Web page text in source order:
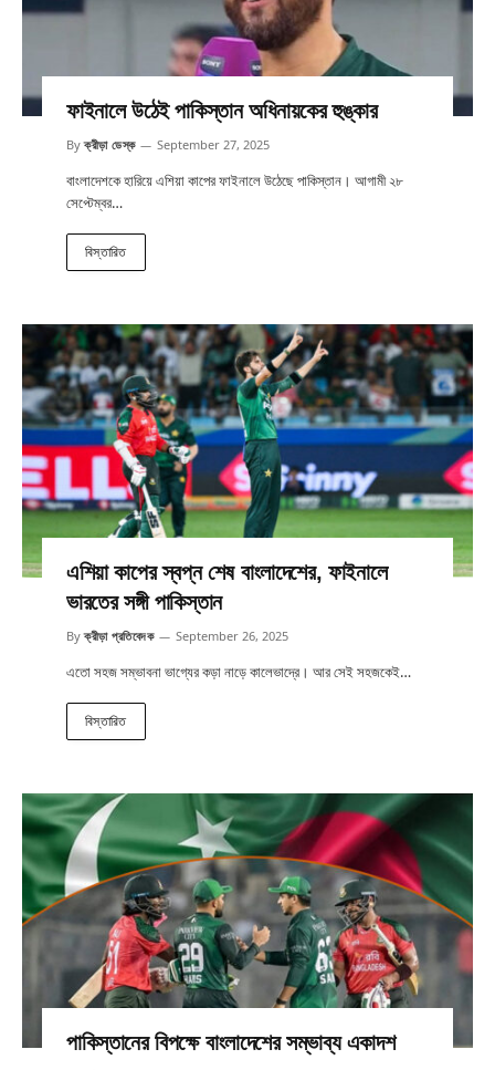
ফাইনালে উঠেই পাকিস্তান অধিনায়কের হুঙ্কার
By ক্রীড়া ডেস্ক September 27, 2025
বাংলাদেশকে হারিয়ে এশিয়া কাপের ফাইনালে উঠেছে পাকিস্তান। আগামী ২৮
সেপ্টেম্বর…
বিস্তারিত
এশিয়া কাপের স্বপ্ন শেষ বাংলাদেশের, ফাইনালে
ভারতের সঙ্গী পাকিস্তান
By ক্রীড়া প্রতিবেদক September 26, 2025
এতো সহজ সম্ভাবনা ভাগ্যের কড়া নাড়ে কালেভাদ্রে। আর সেই সহজকেই…
বিস্তারিত
পাকিস্তানের বিপক্ষে বাংলাদেশের সম্ভাব্য একাদশ